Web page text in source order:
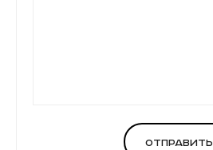
Отправить